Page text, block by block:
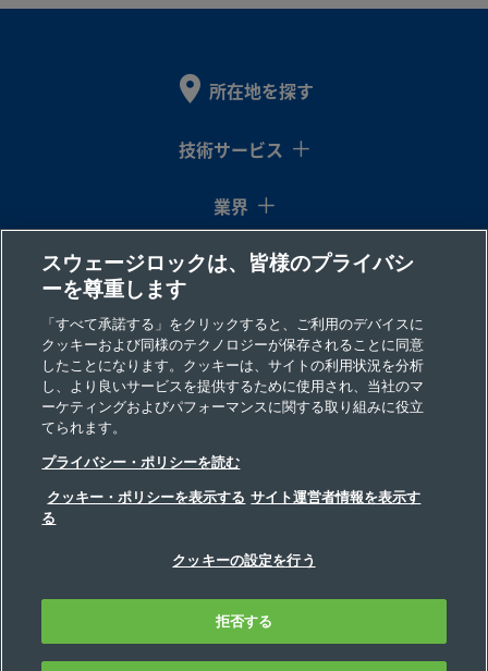
所在地を探す
技術サービス
業界
コラム
リソース
会社情報
安全な製品の選定について
プライバシー
利用規定
インプリント
ウェブサイト・ヘルプデスク
FAQ
サイトマップ
Cookie 優先設定
スウェージロックは、皆様のプライバシ
ーを尊重します
「すべて承諾する」をクリックすると、ご利用のデバイスに
クッキーおよび同様のテクノロジーが保存されることに同意
したことになります。クッキーは、サイトの利用状況を分析
し、より良いサービスを提供するために使用され、当社のマ
ーケティングおよびパフォーマンスに関する取り組みに役立
てられます。
プライバシー・ポリシーを読む
クッキー・ポリシーを表示する サイト運営者情報を表示す
る
クッキーの設定を行う
拒否する